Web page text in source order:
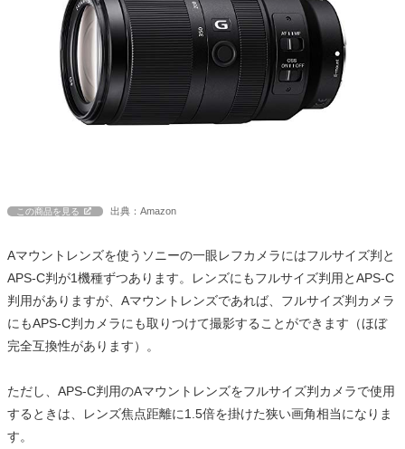
この商品を見る 出典：Amazon
Aマウントレンズを使うソニーの一眼レフカメラにはフルサイズ判と
APS-C判が1機種ずつあります。レンズにもフルサイズ判用とAPS-C
判用がありますが、Aマウントレンズであれば、フルサイズ判カメラ
にもAPS-C判カメラにも取りつけて撮影することができます（ほぼ
完全互換性があります）。
ただし、APS-C判用のAマウントレンズをフルサイズ判カメラで使用
するときは、レンズ焦点距離に1.5倍を掛けた狭い画角相当になりま
す。